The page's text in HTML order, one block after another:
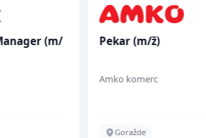
(m/
Pekar (m/ž)
Amko komerc
Goražde